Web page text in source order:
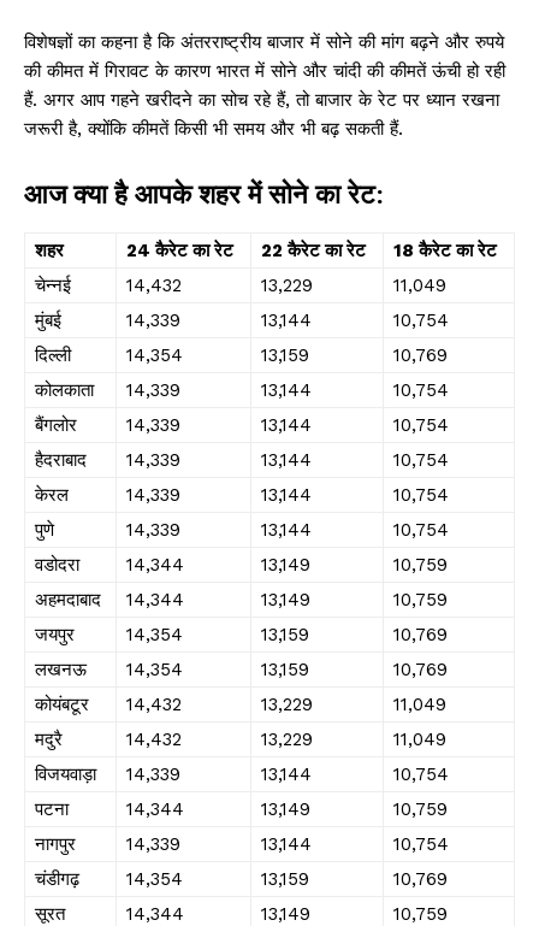
विशेषज्ञों का कहना है कि अंतरराष्ट्रीय बाजार में सोने की मांग बढ़ने और रुपये
की कीमत में गिरावट के कारण भारत में सोने और चांदी की कीमतें ऊंची हो रही
हैं. अगर आप गहने खरीदने का सोच रहे हैं, तो बाजार के रेट पर ध्यान रखना
जरूरी है, क्योंकि कीमतें किसी भी समय और भी बढ़ सकती हैं.
आज क्या है आपके शहर में सोने का रेट:
शहर 24 कैरेट का रेट 22 कैरेट का रेट
18 कैरेट का रेट
चेन्नई
₹14,432 ₹13,229
₹11,049
मुंबई
₹14,339 ₹13,144
₹10,754
दिल्ली
₹14,354 ₹13,159
₹10,769
कोलकाता
₹14,339 ₹13,144
₹10,754
बैंगलोर
₹14,339 ₹13,144
₹10,754
हैदराबाद
₹14,339 ₹13,144
₹10,754
केरल
₹14,339 ₹13,144
₹10,754
पुणे
₹14,339 ₹13,144
₹10,754
वडोदरा
₹14,344 ₹13,149
₹10,759
अहमदाबाद
₹14,344 ₹13,149
₹10,759
जयपुर
₹14,354 ₹13,159
₹10,769
लखनऊ
₹14,354 ₹13,159
₹10,769
कोयंबटूर
₹14,432 ₹13,229
₹11,049
मदुरै
₹14,432 ₹13,229
₹11,049
विजयवाड़ा
₹14,339 ₹13,144
₹10,754
पटना
₹14,344 ₹13,149
₹10,759
नागपुर
₹14,339 ₹13,144
₹10,754
चंडीगढ़
₹14,354 ₹13,159
₹10,769
सूरत
₹14,344 ₹13,149
₹10,759